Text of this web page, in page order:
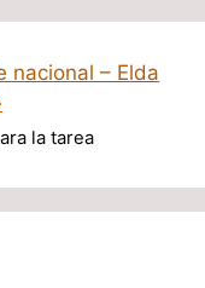
nacional – Elda
la tarea